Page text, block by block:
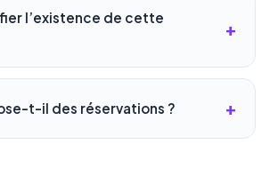
l’existence de cette
t-il des réservations ?